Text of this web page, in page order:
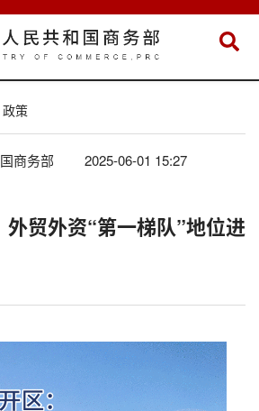
政策
商务部 2025-06-01 15:27
贸外资“第一梯队”地位进